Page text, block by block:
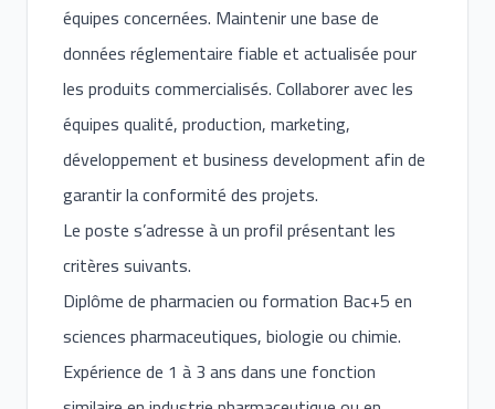
équipes concernées. Maintenir une base de
données réglementaire fiable et actualisée pour
les produits commercialisés. Collaborer avec les
équipes qualité, production, marketing,
développement et business development afin de
garantir la conformité des projets.
Le poste s’adresse à un profil présentant les
critères suivants.
Diplôme de pharmacien ou formation Bac+5 en
sciences pharmaceutiques, biologie ou chimie.
Expérience de 1 à 3 ans dans une fonction